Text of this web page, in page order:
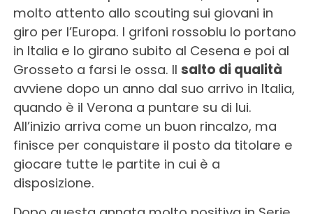
molto attento allo scouting sui giovani in
giro per l’Europa. I grifoni rossoblu lo portano
in Italia e lo girano subito al Cesena e poi al
Grosseto a farsi le ossa. Il salto di qualità
avviene dopo un anno dal suo arrivo in Italia,
quando è il Verona a puntare su di lui.
All’inizio arriva come un buon rincalzo, ma
finisce per conquistare il posto da titolare e
giocare tutte le partite in cui è a
disposizione.